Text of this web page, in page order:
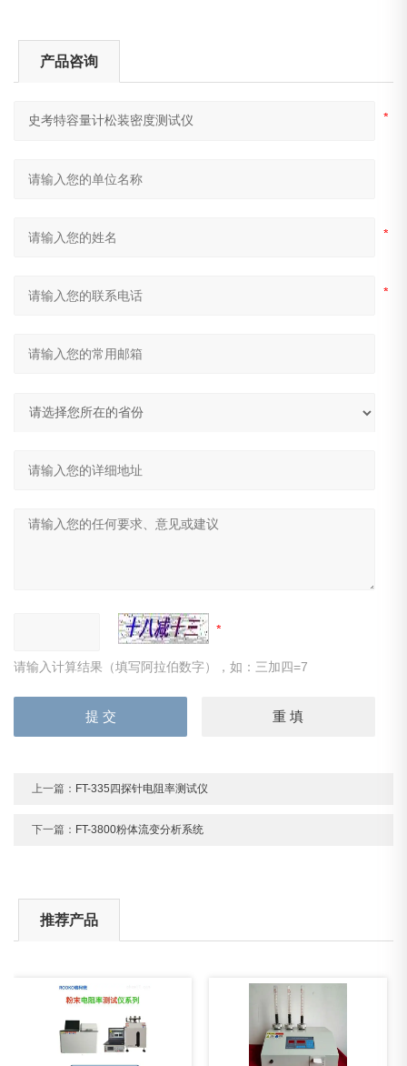
产品咨询
请输入计算结果（填写阿拉伯数字），如：三加四=7
上一篇： FT-335四探针电阻率测试仪
下一篇： FT-3800粉体流变分析系统
推荐产品